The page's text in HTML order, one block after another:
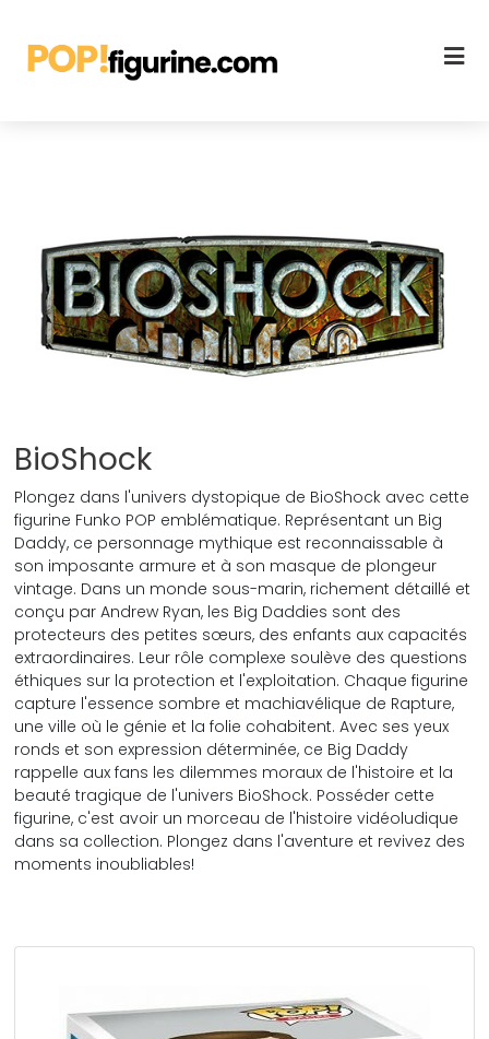
BioShock
Plongez dans l'univers dystopique de BioShock avec cette
figurine Funko POP emblématique. Représentant un Big
Daddy, ce personnage mythique est reconnaissable à
son imposante armure et à son masque de plongeur
vintage. Dans un monde sous-marin, richement détaillé et
conçu par Andrew Ryan, les Big Daddies sont des
protecteurs des petites sœurs, des enfants aux capacités
extraordinaires. Leur rôle complexe soulève des questions
éthiques sur la protection et l'exploitation. Chaque figurine
capture l'essence sombre et machiavélique de Rapture,
une ville où le génie et la folie cohabitent. Avec ses yeux
ronds et son expression déterminée, ce Big Daddy
rappelle aux fans les dilemmes moraux de l'histoire et la
beauté tragique de l'univers BioShock. Posséder cette
figurine, c'est avoir un morceau de l'histoire vidéoludique
dans sa collection. Plongez dans l'aventure et revivez des
moments inoubliables!